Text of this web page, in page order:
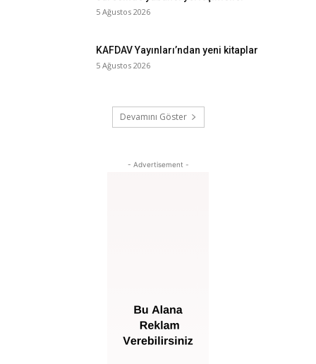
5 Ağustos 2026
KAFDAV Yayınları’ndan yeni kitaplar
5 Ağustos 2026
Devamını Göster
- Advertisement -